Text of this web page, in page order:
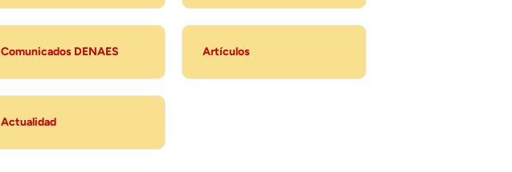
Comunicados DENAES Artículos
Actualidad